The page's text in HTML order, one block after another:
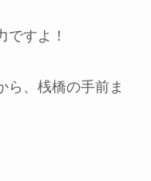
ですよ！
ら、桟橋の手前ま